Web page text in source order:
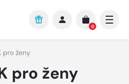
0
pro ženy
pro ženy